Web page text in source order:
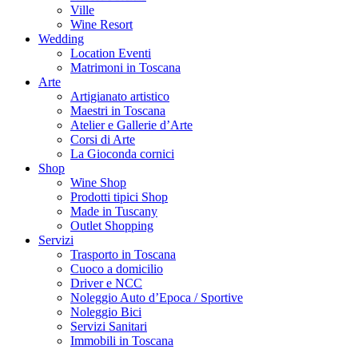
Ville
Wine Resort
Wedding
Location Eventi
Matrimoni in Toscana
Arte
Artigianato artistico
Maestri in Toscana
Atelier e Gallerie d’Arte
Corsi di Arte
La Gioconda cornici
Shop
Wine Shop
Prodotti tipici Shop
Made in Tuscany
Outlet Shopping
Servizi
Trasporto in Toscana
Cuoco a domicilio
Driver e NCC
Noleggio Auto d’Epoca / Sportive
Noleggio Bici
Servizi Sanitari
Immobili in Toscana